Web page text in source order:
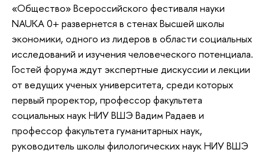
«Общество» Всероссийского фестиваля науки
NAUKA 0+ развернется в стенах Высшей школы
экономики, одного из лидеров в области социальных
исследований и изучения человеческого потенциала.
Гостей форума ждут экспертные дискуссии и лекции
от ведущих ученых университета, среди которых
первый проректор, профессор факультета
социальных наук НИУ ВШЭ Вадим Радаев и
профессор факультета гуманитарных наук,
руководитель школы филологических наук НИУ ВШЭ